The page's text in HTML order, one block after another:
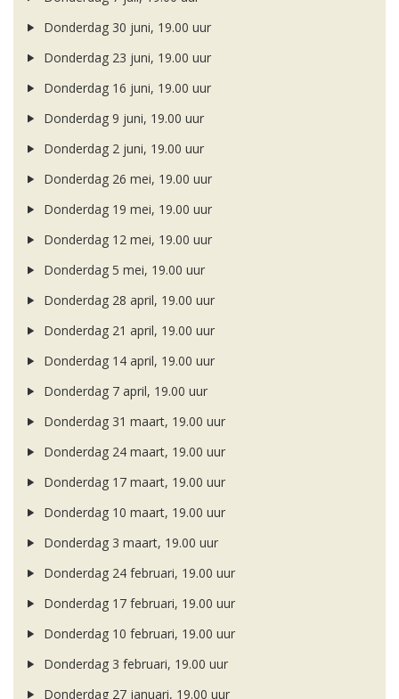
Donderdag 30 juni, 19.00 uur
Donderdag 23 juni, 19.00 uur
Donderdag 16 juni, 19.00 uur
Donderdag 9 juni, 19.00 uur
Donderdag 2 juni, 19.00 uur
Donderdag 26 mei, 19.00 uur
Donderdag 19 mei, 19.00 uur
Donderdag 12 mei, 19.00 uur
Donderdag 5 mei, 19.00 uur
Donderdag 28 april, 19.00 uur
Donderdag 21 april, 19.00 uur
Donderdag 14 april, 19.00 uur
Donderdag 7 april, 19.00 uur
Donderdag 31 maart, 19.00 uur
Donderdag 24 maart, 19.00 uur
Donderdag 17 maart, 19.00 uur
Donderdag 10 maart, 19.00 uur
Donderdag 3 maart, 19.00 uur
Donderdag 24 februari, 19.00 uur
Donderdag 17 februari, 19.00 uur
Donderdag 10 februari, 19.00 uur
Donderdag 3 februari, 19.00 uur
Donderdag 27 januari, 19.00 uur